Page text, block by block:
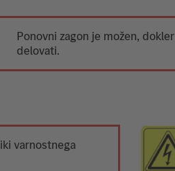
Ponovni zagon je možen,
delovati.
varnostnega